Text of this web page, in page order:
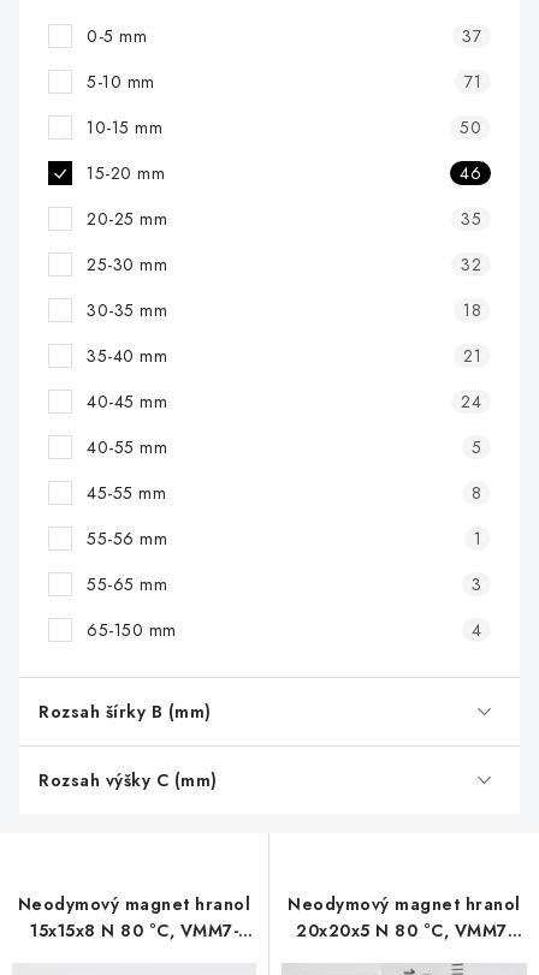
0-5 mm
37
5-10 mm
71
10-15 mm
50
15-20 mm
46
20-25 mm
35
25-30 mm
32
30-35 mm
18
35-40 mm
21
40-45 mm
24
40-55 mm
5
45-55 mm
8
55-56 mm
1
55-65 mm
3
65-150 mm
4
Rozsah šírky B (mm)
Rozsah výšky C (mm)
Neodymový magnet hranol
15x15x8 N 80 °C, VMM7-
Neodymový magnet hranol
20x20x5 N 80 °C, VMM7-
N42